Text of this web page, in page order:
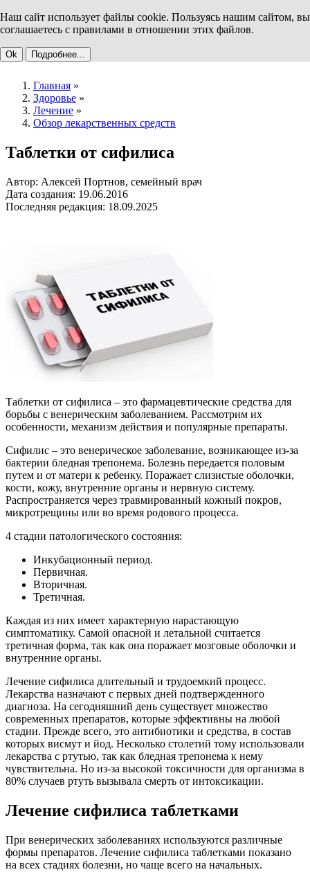
Наш сайт использует файлы cookie. Пользуясь нашим сайтом, вы
соглашаетесь с правилами в отношении этих файлов.
Ok Подробнее...
Главная »
Здоровье »
Лечение »
Обзор лекарственных средств
Таблетки от сифилиса
Автор: Алексей Портнов, семейный врач
Дата создания: 19.06.2016
Последняя редакция: 18.09.2025
Таблетки от сифилиса – это фармацевтические средства для
борьбы с венерическим заболеванием. Рассмотрим их
особенности, механизм действия и популярные препараты.
Сифилис – это венерическое заболевание, возникающее из-за
бактерии бледная трепонема. Болезнь передается половым
путем и от матери к ребенку. Поражает слизистые оболочки,
кости, кожу, внутренние органы и нервную систему.
Распространяется через травмированный кожный покров,
микротрещины или во время родового процесса.
4 стадии патологического состояния:
Инкубационный период.
Первичная.
Вторичная.
Третичная.
Каждая из них имеет характерную нарастающую
симптоматику. Самой опасной и летальной считается
третичная форма, так как она поражает мозговые оболочки и
внутренние органы.
Лечение сифилиса длительный и трудоемкий процесс.
Лекарства назначают с первых дней подтвержденного
диагноза. На сегодняшний день существует множество
современных препаратов, которые эффективны на любой
стадии. Прежде всего, это антибиотики и средства, в состав
которых висмут и йод. Несколько столетий тому использовали
лекарства с ртутью, так как бледная трепонема к нему
чувствительна. Но из-за высокой токсичности для организма в
80% случаев ртуть вызывала смерть от интоксикации.
Лечение сифилиса таблетками
При венерических заболеваниях используются различные
формы препаратов. Лечение сифилиса таблетками показано
на всех стадиях болезни, но чаще всего на начальных.